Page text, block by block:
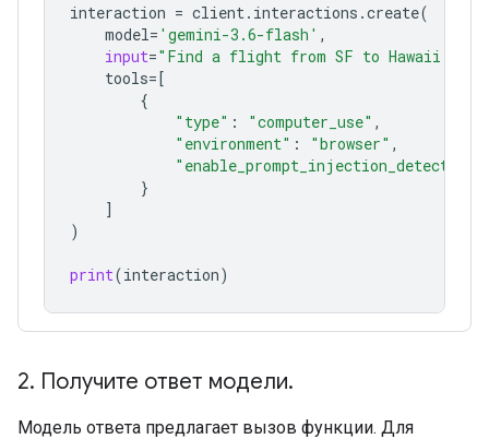
interaction = client. interactions .create(
model= 'gemini-3.6-flash' ,
input="Find a flight from SF to Hawaii on
tools=[
{
"type" : "computer_use" ,
"environment" : "browser" ,
"enable_prompt_injection_detection"
}
]
)
print(interaction)
2. Получите ответ модели.
Модель ответа предлагает вызов функции. Для